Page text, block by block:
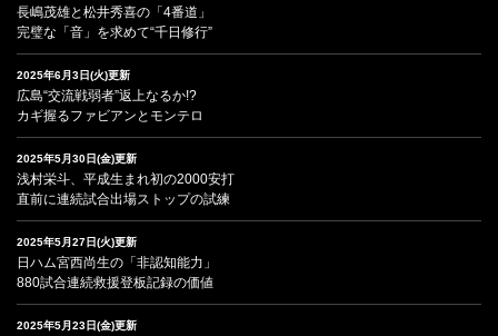
長嶋茂雄と松井秀喜の「4番道」
完璧な「音」を求めて“千日修行”
2025年6月3日(火)更新
広島“交流戦弱者”返上なるか!?
カギ握るファビアンとモンテロ
2025年5月30日(金)更新
浅村栄斗、平成生まれ初の2000安打
直前に連続試合出場ストップの試練
2025年5月27日(火)更新
日ハム宮西尚生の「非認知能力」
880試合連続救援登板記録の価値
2025年5月23日(金)更新